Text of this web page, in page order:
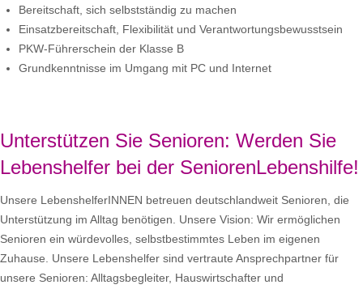
Bereitschaft, sich selbstständig zu machen
Einsatzbereitschaft, Flexibilität und Verantwortungsbewusstsein
PKW-Führerschein der Klasse B
Grundkenntnisse im Umgang mit PC und Internet
Unterstützen Sie Senioren: Werden Sie
Lebenshelfer bei der SeniorenLebenshilfe!
Unsere LebenshelferINNEN betreuen deutschlandweit Senioren, die
Unterstützung im Alltag benötigen. Unsere Vision: Wir ermöglichen
Senioren ein würdevolles, selbstbestimmtes Leben im eigenen
Zuhause. Unsere Lebenshelfer sind vertraute Ansprechpartner für
unsere Senioren: Alltagsbegleiter, Hauswirtschafter und